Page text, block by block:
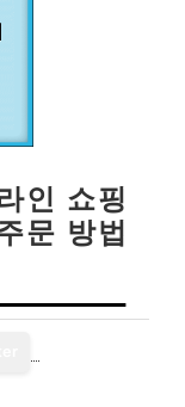
인 쇼핑
문 방법